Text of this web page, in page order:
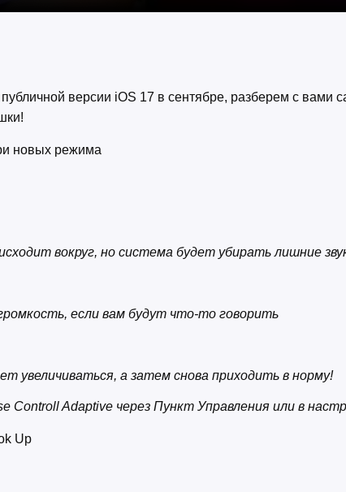
версии iOS 17 в сентябре, разберем с вами
новых режима
вокруг, но система будет убирать лишние
если вам будут что-то говорить
увеличиваться, а затем снова приходить в норму!
Controll Adaptive через Пункт Управления или в
Up